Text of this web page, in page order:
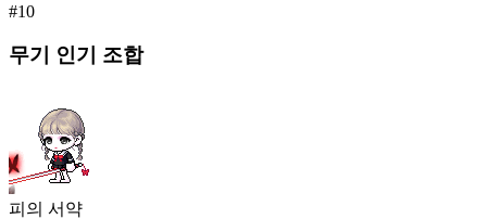
#10
무기 인기 조합
피의 서약